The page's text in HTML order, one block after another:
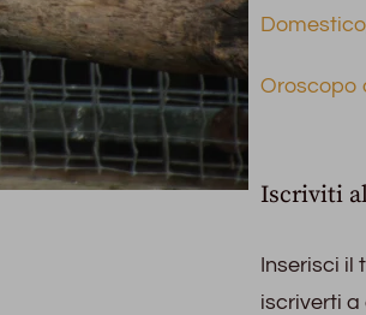
Oroscopo
Iscriviti
Inserisci il
iscriverti a